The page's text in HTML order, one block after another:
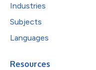
Industries
Subjects
Languages
Resources